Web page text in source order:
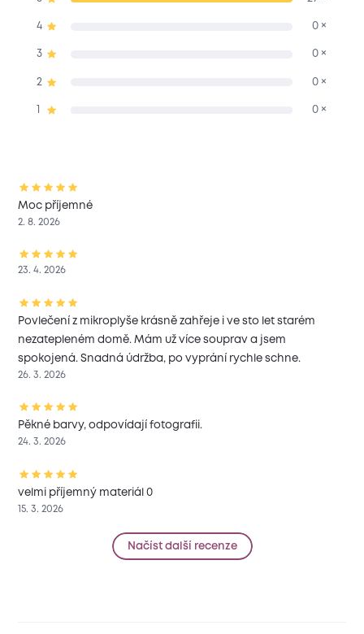
4 0 ×
3 0 ×
2 0 ×
0 ×
Moc příjemné
2. 8. 2026
23. 4. 2026
Povlečení z mikroplyše krásně zahřeje i ve sto let starém
nezatepleném domě. Mám už více souprav a jsem
spokojená. Snadná údržba, po vyprání rychle schne.
26. 3. 2026
Pěkné barvy, odpovídají fotografii.
24. 3. 2026
velmi příjemný materiál 0
15. 3. 2026
Načíst další recenze